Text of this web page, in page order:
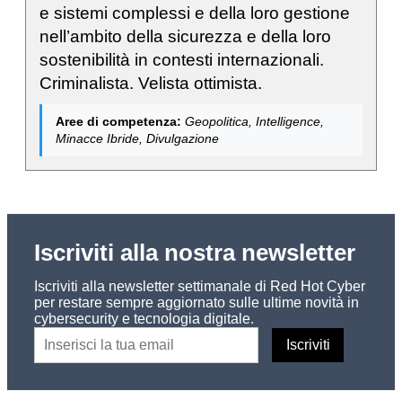
e sistemi complessi e della loro gestione
nell’ambito della sicurezza e della loro
sostenibilità in contesti internazionali.
Criminalista. Velista ottimista.
Aree di competenza: Geopolitica, Intelligence,
Minacce Ibride, Divulgazione
Iscriviti alla nostra newsletter
Iscriviti alla newsletter settimanale di Red Hot Cyber
per restare sempre aggiornato sulle ultime novità in
cybersecurity e tecnologia digitale.